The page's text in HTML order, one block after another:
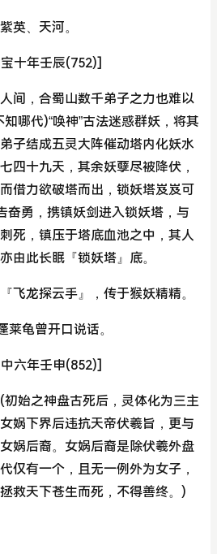
英、天河。
十年壬辰(752)]
间，合蜀山数千弟子之力也难以
哪代)“唤神”古法迷惑群妖，将其
子结成五灵大阵催动塔内化妖水
四十九天，其余妖孽尽被降伏，
借力欲破塔而出，锁妖塔岌岌可
奋勇，携镇妖剑进入锁妖塔，与
死，镇压于塔底血池之中，其人
由此长眠『锁妖塔』底。
飞龙探云手』，传于猴妖精精。
龟曾开口说话。
六年壬申(852)]
始之神盘古死后，灵体化为三主
娲下界后违抗天帝伏羲旨，更与
娲后裔。女娲后裔是除伏羲外盘
仅有一个，且无一例外为女子，
救天下苍生而死，不得善终。)